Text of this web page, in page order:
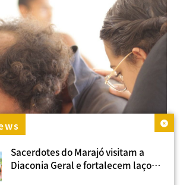
Sacerdotes do Marajó visitam a
Diaconia Geral e fortalecem laços